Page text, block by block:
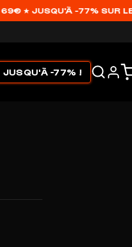
★ JUSQU'À -77% SUR LE
JUSQU'À -77% !